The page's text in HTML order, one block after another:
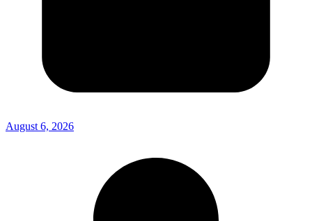
August 6, 2026